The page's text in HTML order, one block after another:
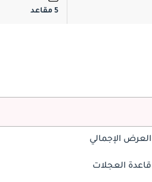
5 مقاعد
العرض الإجمالي
قاعدة العجلات